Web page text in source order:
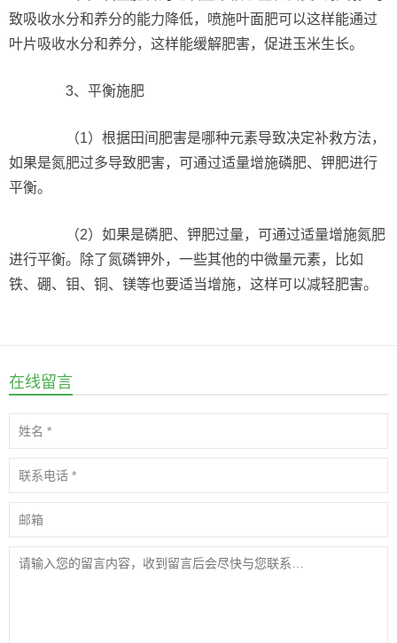
致吸收水分和养分的能力降低，喷施叶面肥可以这样能通过
叶片吸收水分和养分，这样能缓解肥害，促进玉米生长。
3、平衡施肥
（1）根据田间肥害是哪种元素导致决定补救方法，
如果是氮肥过多导致肥害，可通过适量增施磷肥、钾肥进行
平衡。
（2）如果是磷肥、钾肥过量，可通过适量增施氮肥
进行平衡。除了氮磷钾外，一些其他的中微量元素，比如
铁、硼、钼、铜、镁等也要适当增施，这样可以减轻肥害。
在线留言